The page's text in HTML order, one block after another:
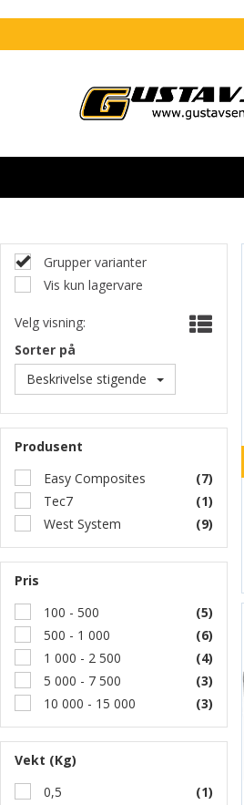
Grupper varianter
Vis kun lagervare
Velg visning:
Sorter på
Beskrivelse stigende
Produsent
Easy Composites
(7)
Tec7
(1)
West System
(9)
Pris
100 - 500
(5)
500 - 1 000
(6)
1 000 - 2 500
(4)
5 000 - 7 500
(3)
10 000 - 15 000
(3)
Vekt (Kg)
0,5
(1)